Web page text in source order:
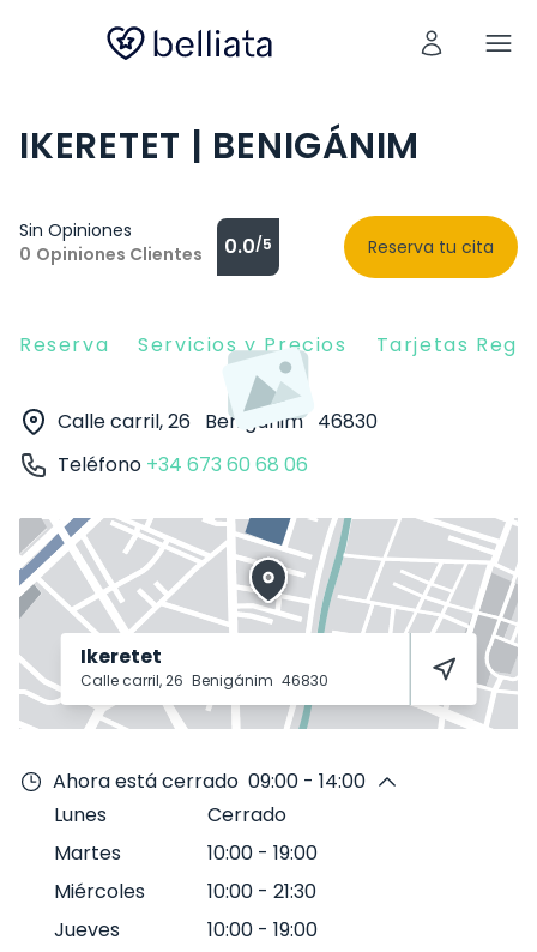
IKERETET | BENIGÁNIM
Sin Opiniones
0 Opiniones Clientes 0.0/5 Reserva tu cita
Reserva Servicios y Precios Tarjetas
Calle carril, 26 Benigánim 46830
Teléfono +34 673 60 68 06
Ikeretet
Calle carril, 26 Benigánim 46830
Ahora está cerrado 09:00 - 14:00
Lunes
Cerrado
Martes
10:00 - 19:00
Miércoles
10:00 - 21:30
Jueves
10:00 - 19:00